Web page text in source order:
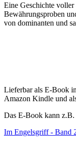
Eine Geschichte
Bewährungsproben
von dominanten und
Lieferbar als E-Book
Amazon Kindle und
Das E-Book kann z.B.
Im Engelsgriff - Band